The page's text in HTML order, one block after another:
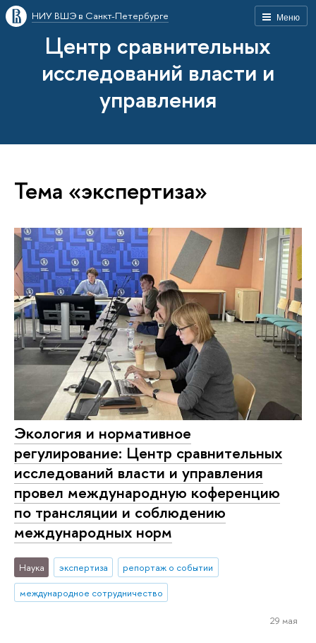
Меню
НИУ ВШЭ в Санкт-Петербурге
Центр сравнительных
исследований власти и
управления
Тема «экспертиза»
Экология и нормативное
регулирование: Центр сравнительных
исследований власти и управления
провел международную коференцию
по трансляции и соблюдению
международных норм
Наука экспертиза
репортаж о событии
международное сотрудничество
29 мая